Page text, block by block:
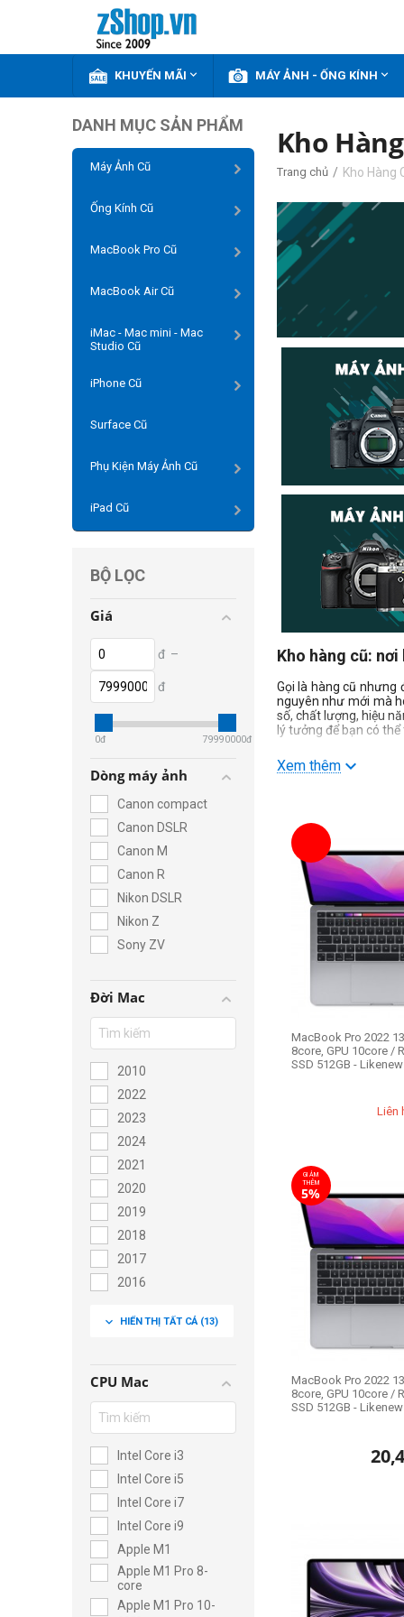
KHUYẾN MÃI  MÁY ẢNH - ỐNG KÍNH 
DANH MỤC SẢN PHẨM
Máy Ảnh Cũ
Ống Kính Cũ
MacBook Pro Cũ
MacBook Air Cũ
iMac - Mac mini - Mac
Studio Cũ
iPhone Cũ
Surface Cũ
Phụ Kiện Máy Ảnh Cũ
iPad Cũ
BỘ LỌC
Giá
đ –
đ
0đ 79990000đ
Dòng máy ảnh
Canon compact
Canon DSLR
Canon M
Canon R
Nikon DSLR
Nikon Z
Sony ZV
Đời Mac
2010
2022
2023
2024
2021
2020
2019
2018
2017
2016
2014
expand_more HIỂN THỊ TẤT CẢ (13)
CPU Mac
Intel Core i3
Intel Core i5
Intel Core i7
Intel Core i9
Apple M1
Apple M1 Pro 8-
core
Apple M1 Pro 10-
Kho
Trang chủ / Kho Hàng
Kho hàng cũ:
Gọi là hàng cũ nhưng
nguyên như mới mà
số, chất lượng, hiệu
lý tưởng để bạn có
Mua hàng cũ ở
Hiện nay, tại
cùng chế độ bảo
Xem thêm
MacBook Pro 2022
8core, GPU 10core /
SSD 512GB - Likenew
Liên
GIẢM
THÊM
5%
MacBook Pro 2022
8core, GPU 10core /
SSD 512GB - Likenew